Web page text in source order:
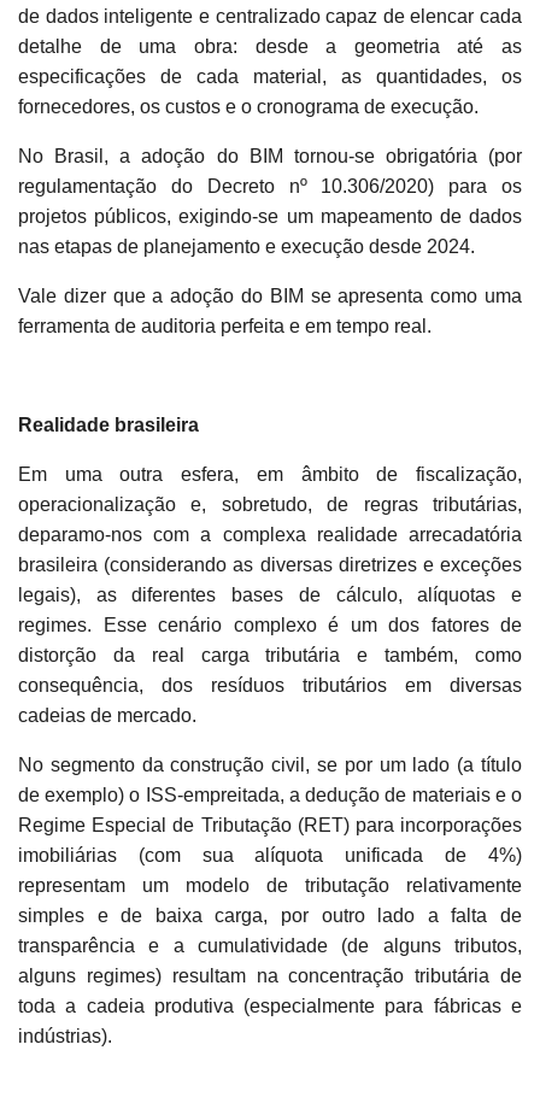
de dados inteligente e centralizado capaz de elencar cada
detalhe de uma obra: desde a geometria até as
especificações de cada material, as quantidades, os
fornecedores, os custos e o cronograma de execução.
No Brasil, a adoção do BIM tornou-se obrigatória (por
regulamentação do Decreto nº 10.306/2020) para os
projetos públicos, exigindo-se um mapeamento de dados
nas etapas de planejamento e execução desde 2024.
Vale dizer que a adoção do BIM se apresenta como uma
ferramenta de auditoria perfeita e em tempo real.
Realidade brasileira
Em uma outra esfera, em âmbito de fiscalização,
operacionalização e, sobretudo, de regras tributárias,
deparamo-nos com a complexa realidade arrecadatória
brasileira (considerando as diversas diretrizes e exceções
legais), as diferentes bases de cálculo, alíquotas e
regimes. Esse cenário complexo é um dos fatores de
distorção da real carga tributária e também, como
consequência, dos resíduos tributários em diversas
cadeias de mercado.
No segmento da construção civil, se por um lado (a título
de exemplo) o ISS-empreitada, a dedução de materiais e o
Regime Especial de Tributação (RET) para incorporações
imobiliárias (com sua alíquota unificada de 4%)
representam um modelo de tributação relativamente
simples e de baixa carga, por outro lado a falta de
transparência e a cumulatividade (de alguns tributos,
alguns regimes) resultam na concentração tributária de
toda a cadeia produtiva (especialmente para fábricas e
indústrias).